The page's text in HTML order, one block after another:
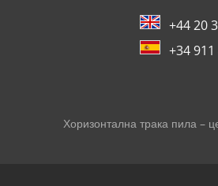
+44 20
+34
Хоризонтална трака пила –